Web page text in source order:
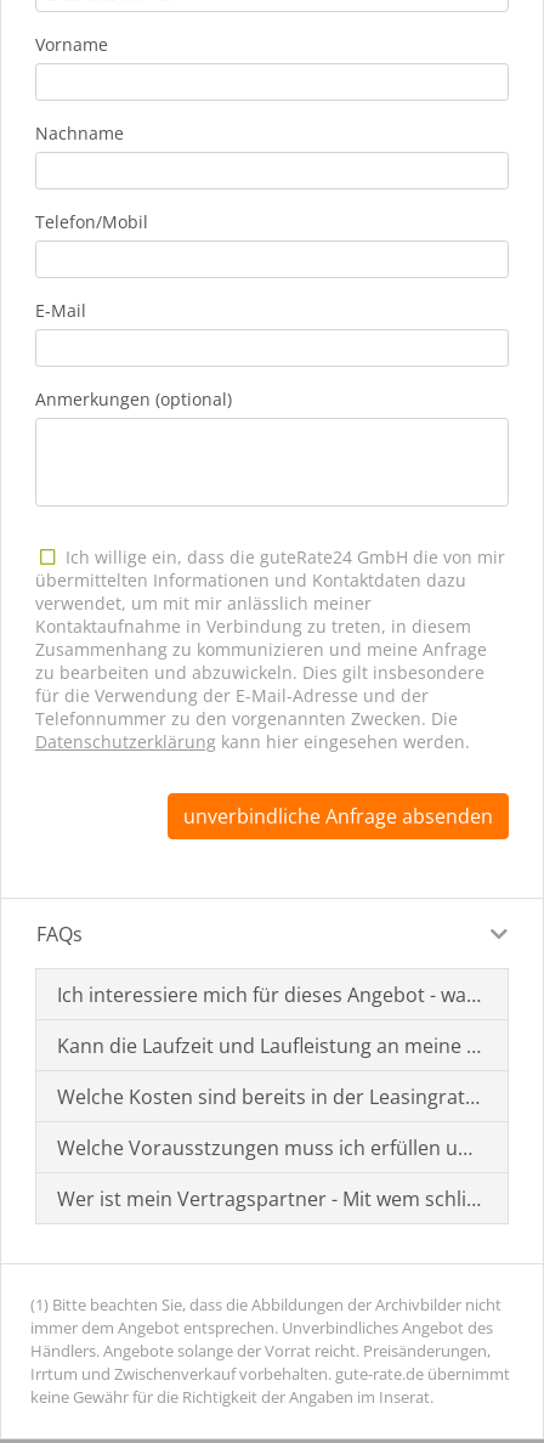
Vorname
Nachname
Telefon/Mobil
E-Mail
Anmerkungen (optional)
Ich willige ein, dass die guteRate24 GmbH die von mir
übermittelten Informationen und Kontaktdaten dazu
verwendet, um mit mir anlässlich meiner
Kontaktaufnahme in Verbindung zu treten, in diesem
Zusammenhang zu kommunizieren und meine Anfrage
zu bearbeiten und abzuwickeln. Dies gilt insbesondere
für die Verwendung der E-Mail-Adresse und der
Telefonnummer zu den vorgenannten Zwecken. Die
Datenschutzerklärung kann hier eingesehen werden.
unverbindliche Anfrage absenden
FAQs
Ich interessiere mich für dieses Angebot - was muss
Kann die Laufzeit und Laufleistung an meine
Welche Kosten sind bereits in der Leasingrate
Welche Vorausstzungen muss ich erfüllen um einen
Wer ist mein Vertragspartner - Mit wem schließe ich
(1) Bitte beachten Sie, dass die Abbildungen der Archivbilder nicht
immer dem Angebot entsprechen. Unverbindliches Angebot des
Händlers. Angebote solange der Vorrat reicht. Preisänderungen,
Irrtum und Zwischenverkauf vorbehalten. gute-rate.de übernimmt
keine Gewähr für die Richtigkeit der Angaben im Inserat.